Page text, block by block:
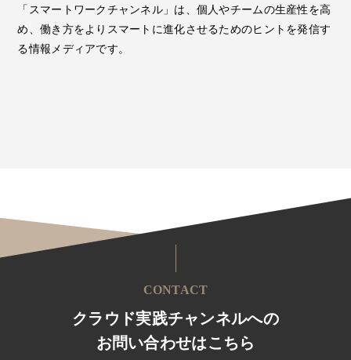
「スマートワークチャンネル」は、個人やチームの生産性を高
め、働き方をよりスマートに進化させるためのヒントを発信す
る情報メディアです。
CONTACT
クラウド実践チャンネルへの
お問い合わせはこちら